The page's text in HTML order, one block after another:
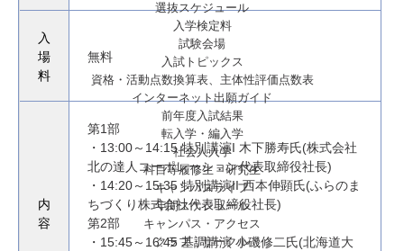
選抜スケジュール
入学検定料
試験会場
入試トピックス
資格・活動点数換算表、主体性評価点数表
インターネット出願ガイド
前年度入試結果
転入学・編入学
社会人入学
科目等履修生・研究生
キャンパスライフ
年間スケジュール
キャンパス・アクセス
クラブ・サークル
入
場
料
無料
内
容
第1部
・13:00～14:15 特別講演I 木下勝寿氏(株式会社
北の達人コーポレーション代表取締役社長)
・14:20～15:35 特別講演II 西本伸顕氏(ふらのま
ちづくり株式会社代表取締役社長)
第2部
・15:45～16:45 基調講演 小磯修二氏(北海道大